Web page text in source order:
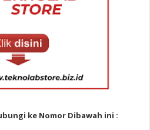
ke Nomor Dibawah ini :